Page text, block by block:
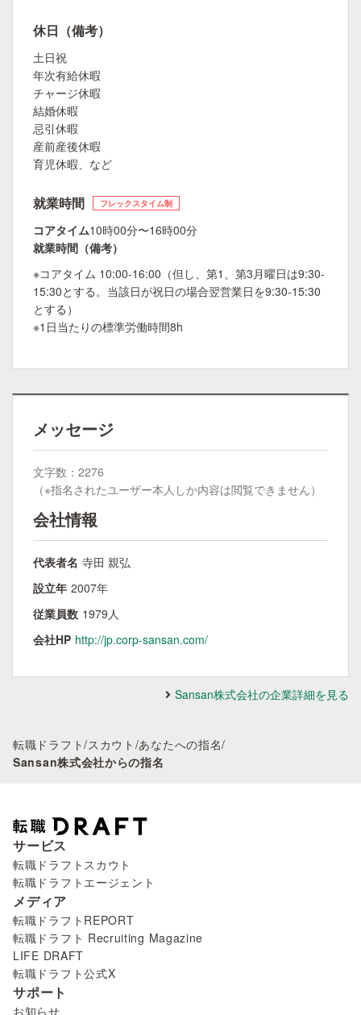
休日（備考）
土日祝
年次有給休暇
チャージ休暇
結婚休暇
忌引休暇
産前産後休暇
育児休暇、など
就業時間 フレックスタイム制
コアタイム10時00分〜16時00分
就業時間（備考）
※コアタイム 10:00-16:00（但し、第1、第3月曜日は9:30-
15:30とする。当該日が祝日の場合翌営業日を9:30-15:30
とする）
※1日当たりの標準労働時間8h
メッセージ
文字数：2276
（※指名されたユーザー本人しか内容は閲覧できません）
会社情報
代表者名 寺田 親弘
設立年 2007年
従業員数 1979人
会社HP http://jp.corp-sansan.com/
Sansan株式会社の企業詳細を見る
転職ドラフト/スカウト /あなたへの指名/
Sansan株式会社からの指名
サービス
転職ドラフトスカウト
転職ドラフトエージェント
メディア
転職ドラフトREPORT
転職ドラフト Recruiting Magazine
LIFE DRAFT
転職ドラフト公式X
サポート
お知らせ